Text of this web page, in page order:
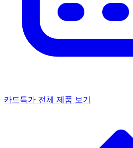
카드특가 전체 제품 보기